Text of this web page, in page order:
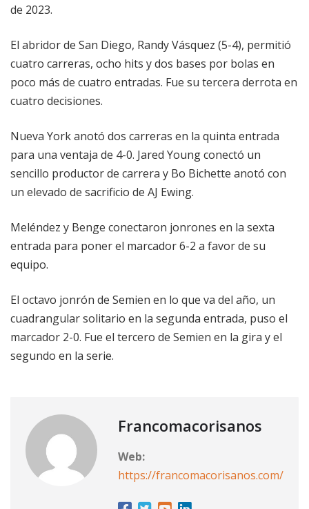
de 2023.
El abridor de San Diego, Randy Vásquez (5-4), permitió
cuatro carreras, ocho hits y dos bases por bolas en
poco más de cuatro entradas. Fue su tercera derrota en
cuatro decisiones.
Nueva York anotó dos carreras en la quinta entrada
para una ventaja de 4-0. Jared Young conectó un
sencillo productor de carrera y Bo Bichette anotó con
un elevado de sacrificio de AJ Ewing.
Meléndez y Benge conectaron jonrones en la sexta
entrada para poner el marcador 6-2 a favor de su
equipo.
El octavo jonrón de Semien en lo que va del año, un
cuadrangular solitario en la segunda entrada, puso el
marcador 2-0. Fue el tercero de Semien en la gira y el
segundo en la serie.
Francomacorisanos
Web:
https://francomacorisanos.com/